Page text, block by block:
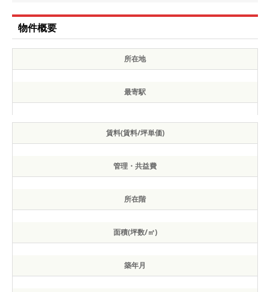
物件概要
所在地
最寄駅
賃料(賃料/坪単価)
管理・共益費
所在階
面積(坪数/㎡)
築年月